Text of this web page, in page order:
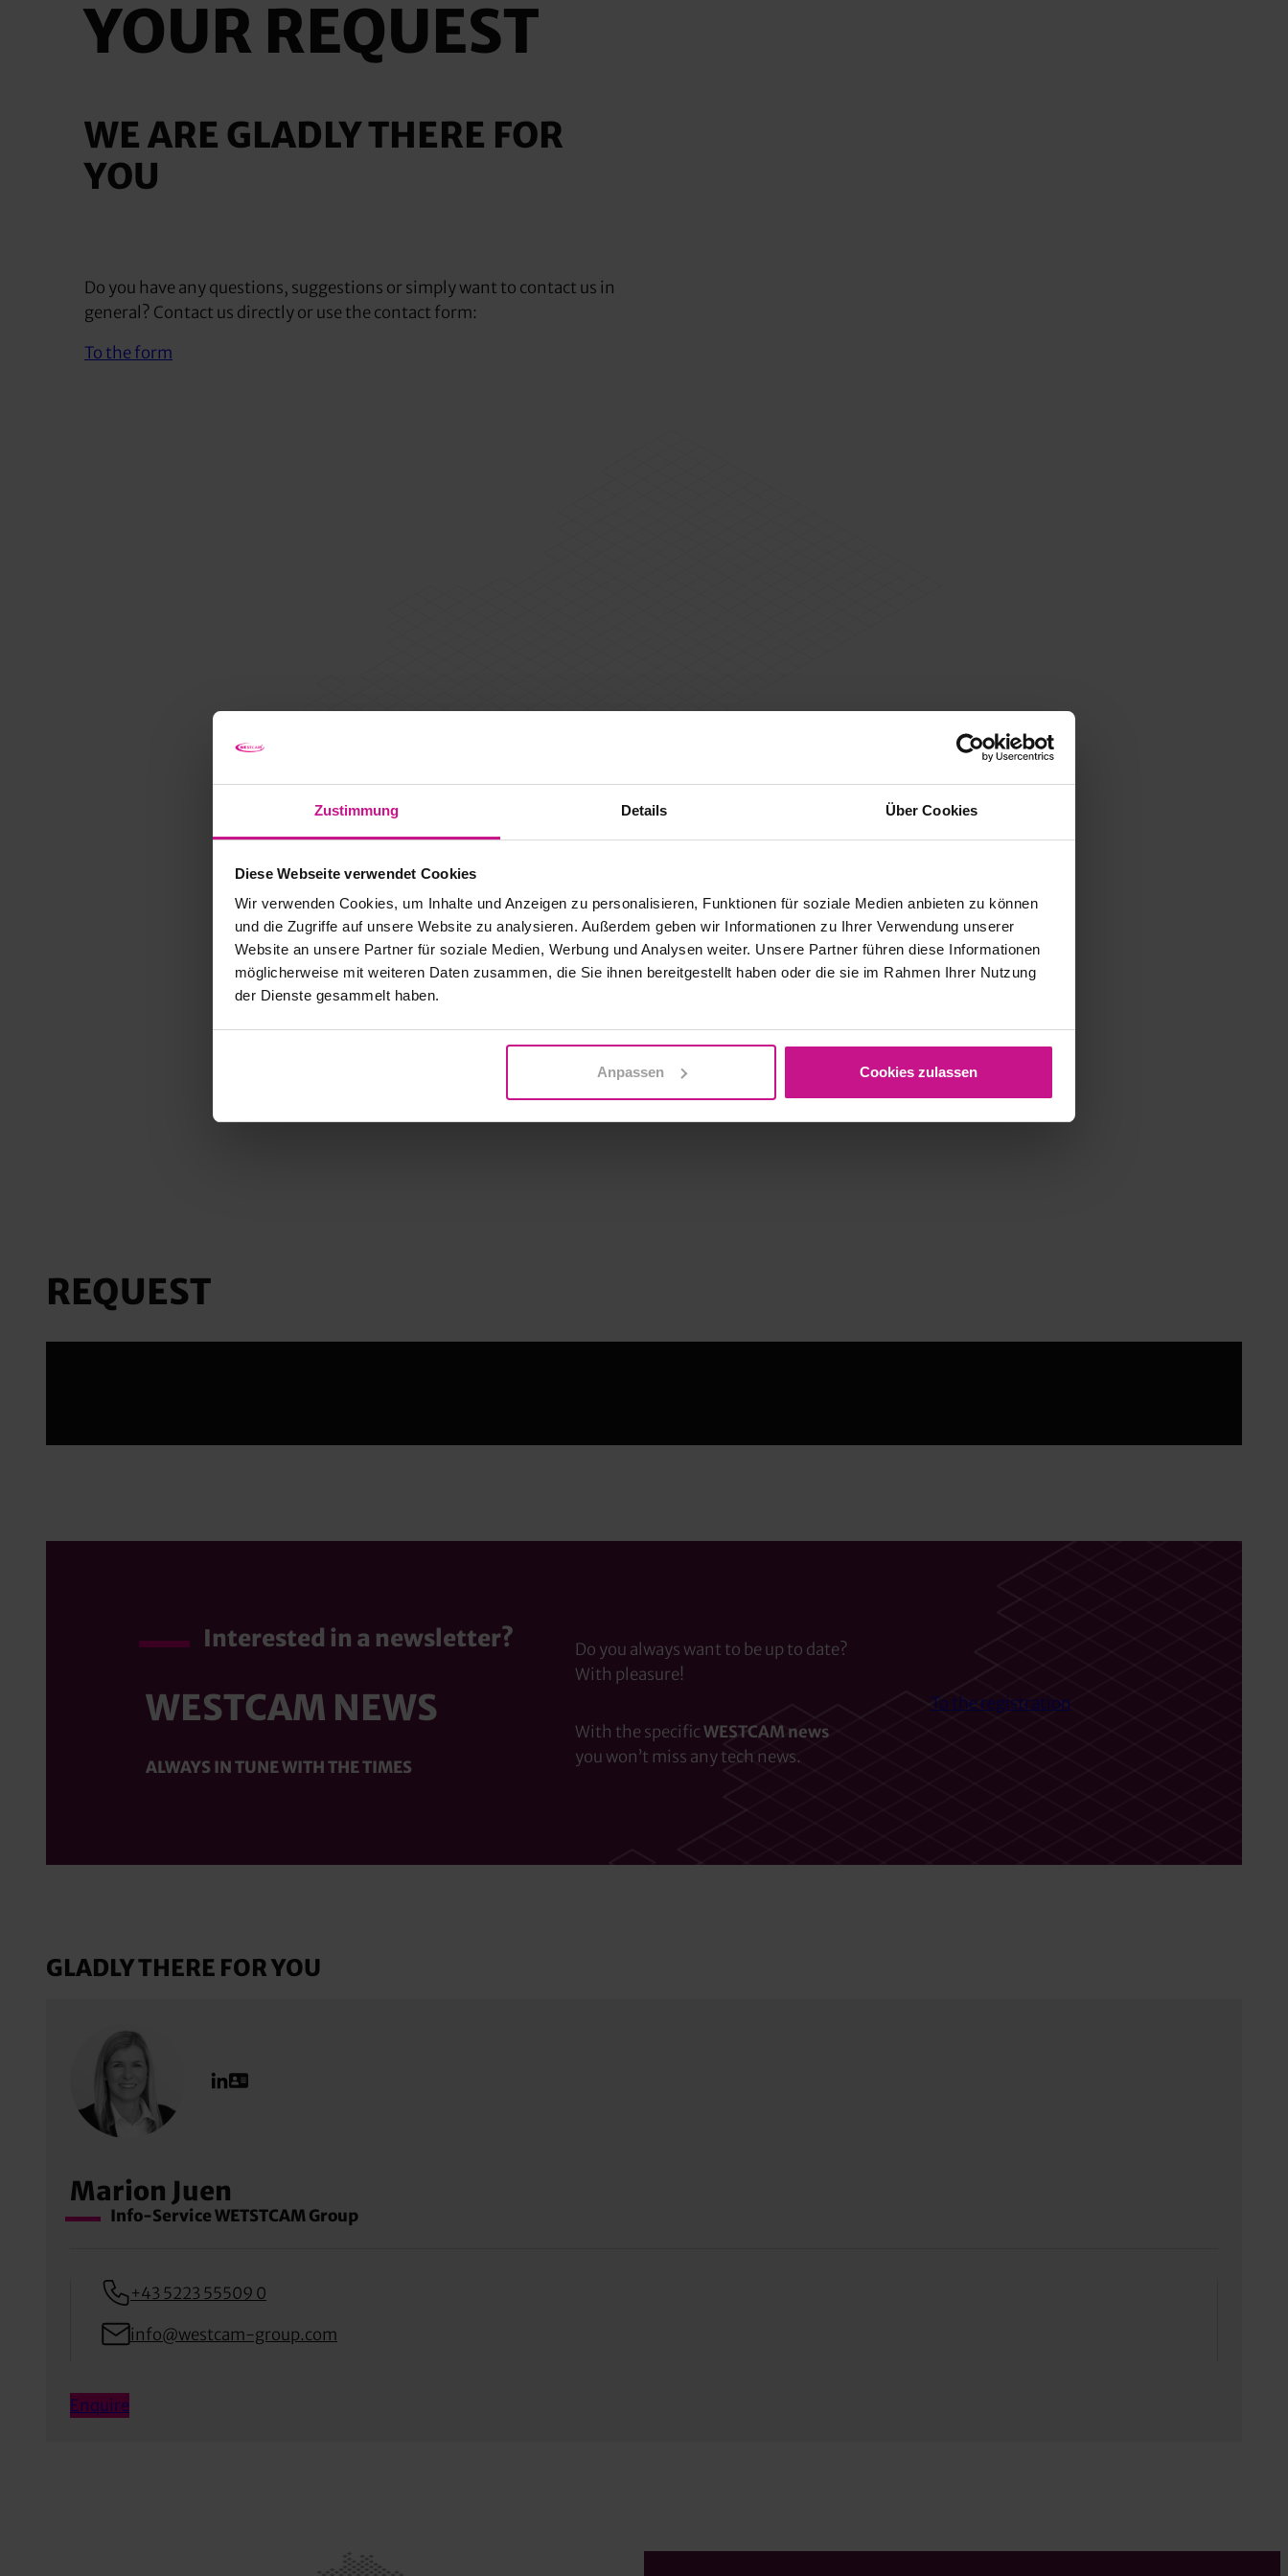
Zustimmung Details Über Cookies
Diese Webseite verwendet Cookies
Wir verwenden Cookies, um Inhalte und Anzeigen zu personalisieren, Funktionen für soziale Medien anbieten zu können
und die Zugriffe auf unsere Website zu analysieren. Außerdem geben wir Informationen zu Ihrer Verwendung unserer
Website an unsere Partner für soziale Medien, Werbung und Analysen weiter. Unsere Partner führen diese Informationen
möglicherweise mit weiteren Daten zusammen, die Sie ihnen bereitgestellt haben oder die sie im Rahmen Ihrer Nutzung
der Dienste gesammelt haben.
Anpassen Cookies zulassen
YOUR REQUEST
WE ARE GLADLY THERE FOR
YOU
Do you have any questions, suggestions or simply want to contact us in
general? Contact us directly or use the contact form:
To the form
REQUEST
Interested in a newsletter?
WESTCAM NEWS
ALWAYS IN TUNE WITH THE TIMES
Do you always want to be up to date?
With pleasure!
With the specificWESTCAM news
you won’t miss any tech news.
To the registration
GLADLY THERE FOR YOU
Marion Juen
Info-Service WETSTCAM Group
+43 5223 55509 0
info@westcam-group.com
Enquire